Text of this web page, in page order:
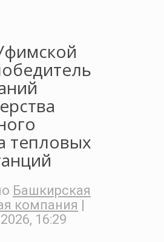
тепловых
Башкирская
компания |
16:29